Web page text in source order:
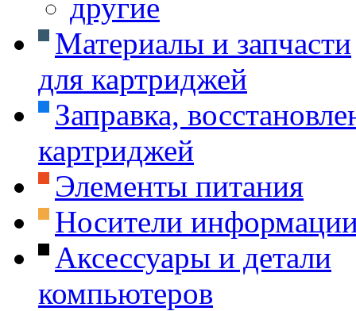
другие
Материалы и запчасти
для картриджей
Заправка,
картриджей
Элементы питания
Носители
Аксессуары и детали
компьютеров